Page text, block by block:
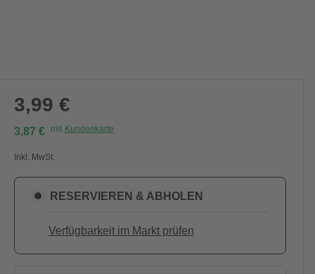
3,99 €
3,87 € mit Kundenkarte
Inkl. MwSt.
RESERVIEREN & ABHOLEN
Verfügbarkeit im Markt prüfen